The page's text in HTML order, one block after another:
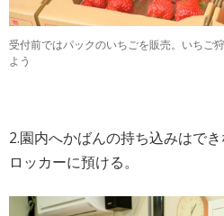
受付前ではパックのいちごを販売。いちご
よう
2.園内へかばんの持ち込みはで
ロッカーに預ける。